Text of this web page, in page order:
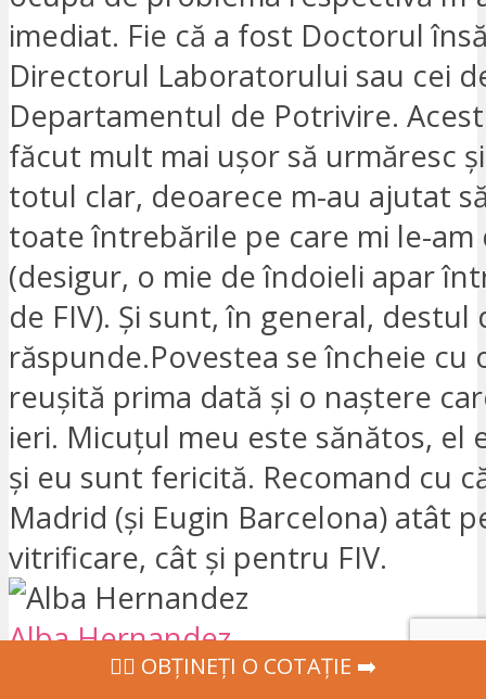
imediat. Fie că a fost Doctorul
Directorul Laboratorului sau cei
Departamentul de Potrivire.
făcut mult mai ușor să urmăresc
totul clar, deoarece m-au ajutat
toate întrebările pe care mi le-
(desigur, o mie de îndoieli apar
de FIV). Și sunt, în general, destul
răspunde.Povestea se încheie cu
reușită prima dată și o naștere
ieri. Micuțul meu este sănătos, el
și eu sunt fericită. Recomand cu
Madrid (și Eugin Barcelona) atât
vitrificare, cât și pentru FIV.
Alba Hernandez
15:28 06 Apr 24
‍👩‍⚕ OBȚINEȚI O COTAȚIE ➡️